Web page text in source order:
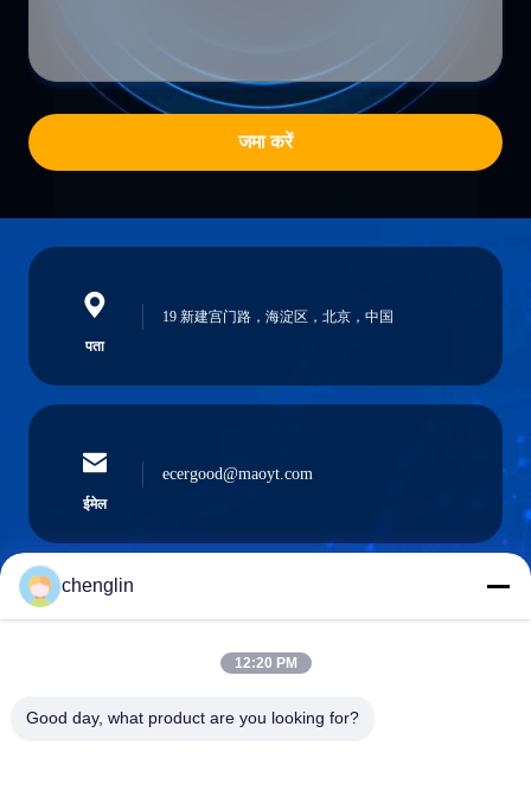
जमा करें
पता
19 新建宫门路，海淀区，北京，中国
ईमेल
ecergood@maoyt.com
chenglin
12:20 PM
Good day, what product are you looking for?